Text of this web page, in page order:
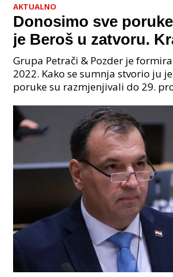
AKTUALNO
Donosimo sve
je Beroš u zatvoru.
godinama. Tko će iz
sljedeći uhićen?
Grupa Petrači & Pozder je
2022. Kako se sumnja stvorio ju
poruke su razmjenjivali do 29.